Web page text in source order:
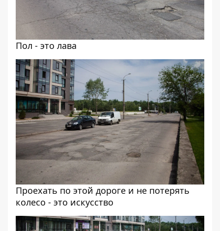
Пол - это лава
Проехать по этой дороге и не потерять
колесо - это искусство